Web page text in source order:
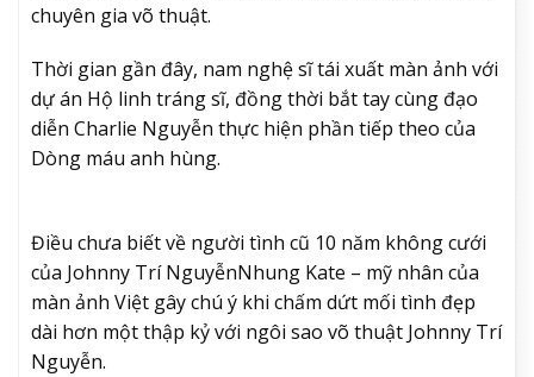
chuyên gia võ thuật.
Thời gian gần đây, nam nghệ sĩ tái xuất màn ảnh với
dự án Hộ linh tráng sĩ, đồng thời bắt tay cùng đạo
diễn Charlie Nguyễn thực hiện phần tiếp theo của
Dòng máu anh hùng.
Điều chưa biết về người tình cũ 10 năm không cưới
của Johnny Trí NguyễnNhung Kate – mỹ nhân của
màn ảnh Việt gây chú ý khi chấm dứt mối tình đẹp
dài hơn một thập kỷ với ngôi sao võ thuật Johnny Trí
Nguyễn.